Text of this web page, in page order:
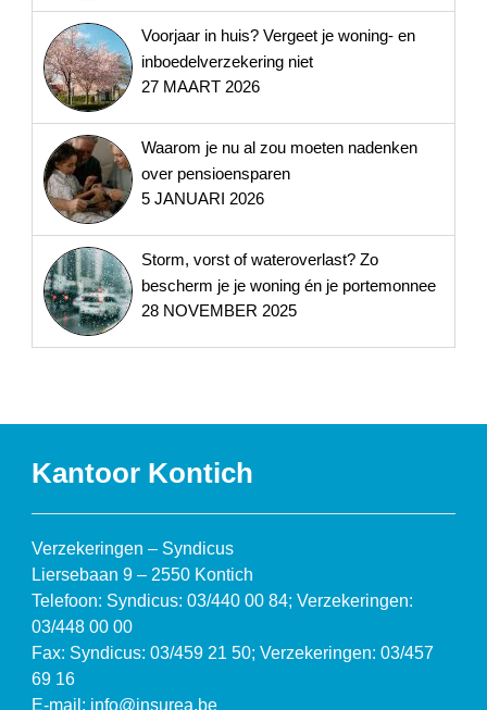
Voorjaar in huis? Vergeet je woning- en
inboedelverzekering niet
27 MAART 2026
Waarom je nu al zou moeten nadenken
over pensioensparen
5 JANUARI 2026
Storm, vorst of wateroverlast? Zo
bescherm je je woning én je portemonnee
28 NOVEMBER 2025
Kantoor Kontich
Verzekeringen – Syndicus
Liersebaan 9 – 2550 Kontich
Telefoon: Syndicus: 03/440 00 84; Verzekeringen:
03/448 00 00
Fax: Syndicus: 03/459 21 50; Verzekeringen: 03/457
69 16
E-mail: info@insurea.be